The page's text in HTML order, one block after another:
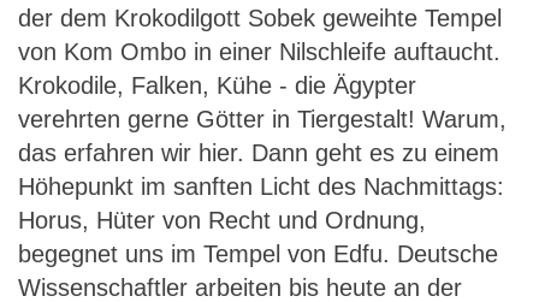
der dem Krokodilgott Sobek geweihte Tempel
von Kom Ombo in einer Nilschleife auftaucht.
Krokodile, Falken, Kühe - die Ägypter
verehrten gerne Götter in Tiergestalt! Warum,
das erfahren wir hier. Dann geht es zu einem
Höhepunkt im sanften Licht des Nachmittags:
Horus, Hüter von Recht und Ordnung,
begegnet uns im Tempel von Edfu. Deutsche
Wissenschaftler arbeiten bis heute an der